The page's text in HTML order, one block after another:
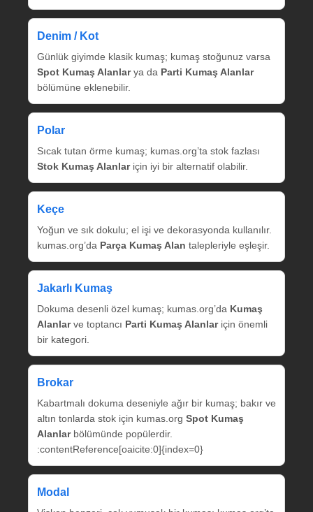
Denim / Kot
Günlük giyimde klasik kumaş; kumaş stoğunuz varsa
Spot Kumaş Alanlarya da Parti Kumaş Alanlar
bölümüne eklenebilir.
Polar
Sıcak tutan örme kumaş; kumas.org’ta stok fazlası
Stok Kumaş Alanlariçin iyi bir alternatif olabilir.
Keçe
Yoğun ve sık dokulu; el işi ve dekorasyonda kullanılır.
kumas.org’da Parça Kumaş Alan talepleriyle eşleşir.
Jakarlı Kumaş
Dokuma desenli özel kumaş; kumas.org’da Kumaş
Alanlarve toptancı Parti Kumaş Alanlariçin önemli
bir kategori.
Brokar
Kabartmalı dokuma deseniyle ağır bir kumaş; bakır ve
altın tonlarda stok için kumas.org Spot Kumaş
Alanlarbölümünde popülerdir.
:contentReference[oaicite:0]{index=0}
Modal